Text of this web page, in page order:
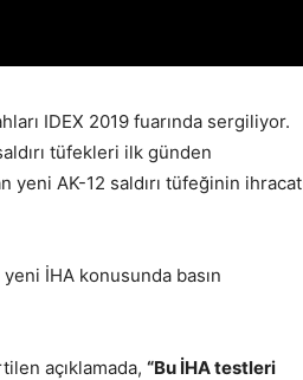
IDEX 2019 fuarında sergiliyor.
tüfekleri ilk günden
yeni AK-12 saldırı tüfeğinin ihracat
İHA konusunda basın
açıklamada, “Bu İHA testleri